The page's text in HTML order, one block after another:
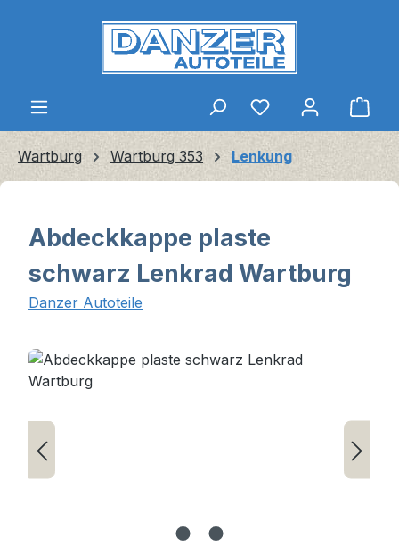
Zum Hauptinhalt springen
Wartburg Wartburg 353 Lenkung
Abdeckkappe plaste
schwarz Lenkrad Wartburg
Danzer Autoteile
Bildergalerie überspringen